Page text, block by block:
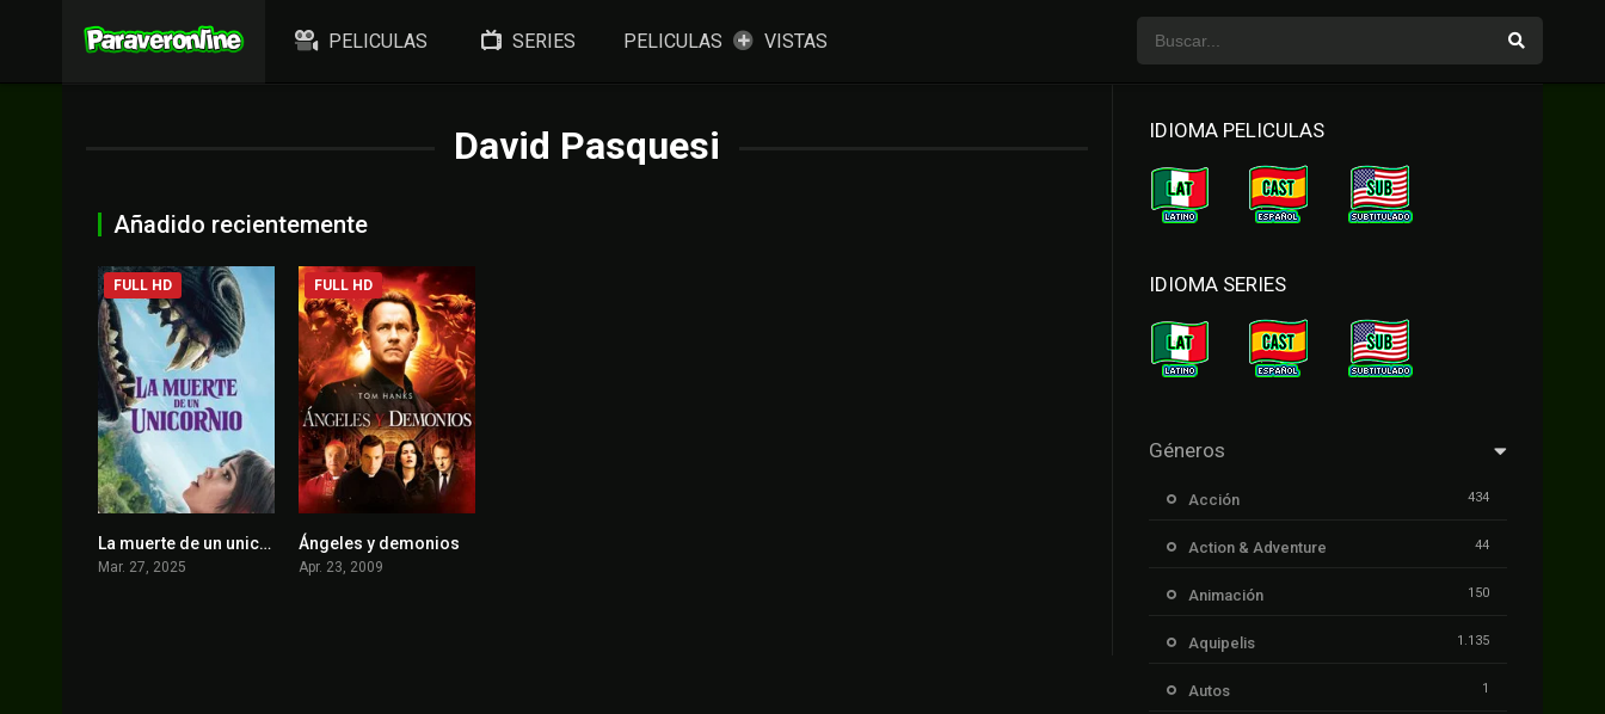
PELICULAS SERIES PELICULAS VISTAS
David Pasquesi
Añadido recientemente
5.9
FULL HD
La muerte de un unicornio
Mar. 27, 2025
6.7
FULL HD
Ángeles y demonios
Apr. 23, 2009
IDIOMA PELICULAS
IDIOMA SERIES
Géneros
Acción 434
Action & Adventure 44
Animación 150
Aquipelis 1.135
Autos 1